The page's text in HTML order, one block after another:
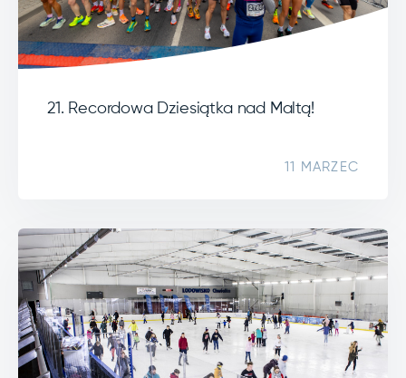
21. Recordowa Dziesiątka nad Maltą!
11 MARZEC